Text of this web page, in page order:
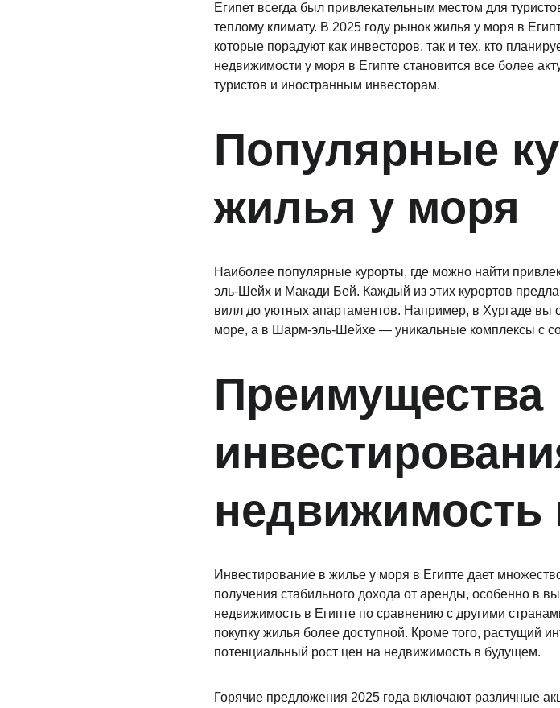
Египет всегда был привлекательным местом для
теплому климату. В 2025 году рынок жилья у моря в
которые порадуют как инвесторов, так и тех, кто
недвижимости у моря в Египте становится все более
туристов и иностранным инвесторам.
Популярные
жилья у моря
Наиболее популярные курорты, где можно найти
эль-Шейх и Макади Бей. Каждый из этих курортов
вилл до уютных апартаментов. Например, в Хургаде вы
море, а в Шарм-эль-Шейхе — уникальные комплексы с
Преимущества
недвижимость
Инвестирование в жилье у моря в Египте дает
получения стабильного дохода от аренды, особенно в
недвижимость в Египте по сравнению с другими
покупку жилья более доступной. Кроме того, растущий
потенциальный рост цен на недвижимость в будущем.
Горячие предложения 2025 года включают различные